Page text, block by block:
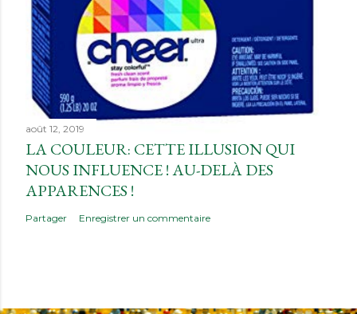
août 12, 2019
LA COULEUR: CETTE ILLUSION QUI
NOUS INFLUENCE ! AU-DELÀ DES
APPARENCES !
Partager Enregistrer un commentaire